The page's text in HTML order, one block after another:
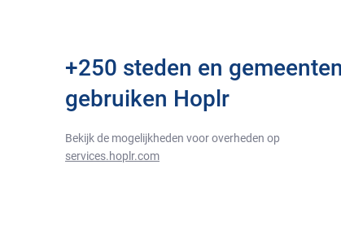
+250 steden en gemeenten
gebruiken Hoplr
Bekijk de mogelijkheden voor overheden op
services.hoplr.com